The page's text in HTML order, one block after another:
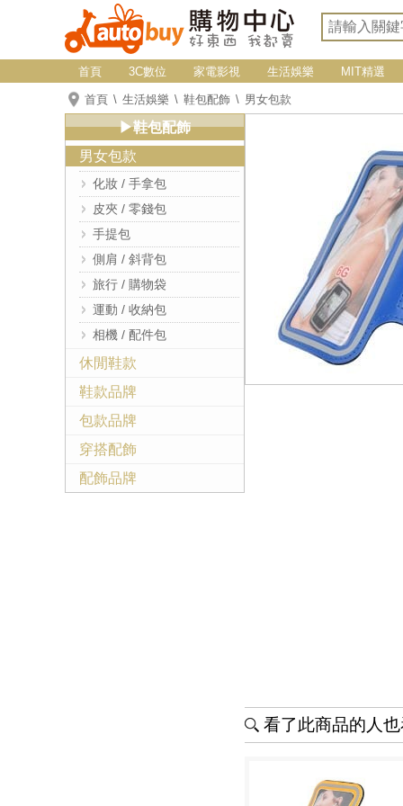
首頁 3C數位 家電影視 生活娛樂 MIT精選
首頁 生活娛樂 鞋包配飾 男女包款
看了此商品的人
▶鞋包配飾
男女包款
化妝 / 手拿包
皮夾 / 零錢包
手提包
側肩 / 斜背包
旅行 / 購物袋
運動 / 收納包
相機 / 配件包
休閒鞋款
鞋款品牌
包款品牌
穿搭配飾
配飾品牌